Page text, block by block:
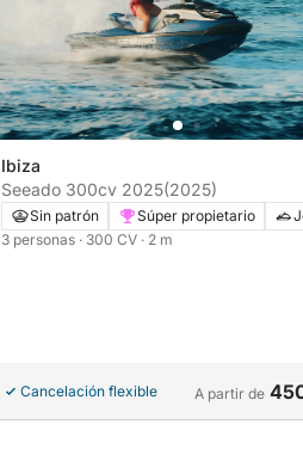
Ibiza
Seeado 300cv 2025(2025)
Sin patrón Súper propietario
3 personas · 300 CV · 2 m
Cancelación flexible A partir de